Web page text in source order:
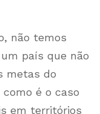
não temos
país que não
metas do
é o caso
em territórios